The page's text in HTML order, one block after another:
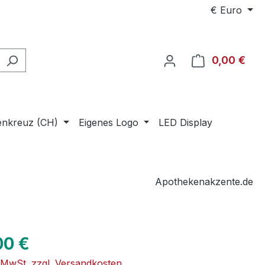
€ Euro
0,00 €
(CH) Eigenes Logo LED Display
Apothekenakzente.de
€